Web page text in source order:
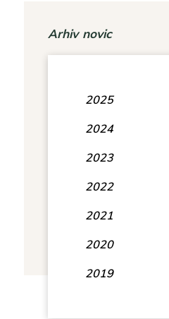
Arhiv novic
2025
2024
2023
2022
2021
2020
2019